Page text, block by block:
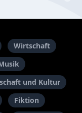
Wirtschaft
und Kultur
Fiktion